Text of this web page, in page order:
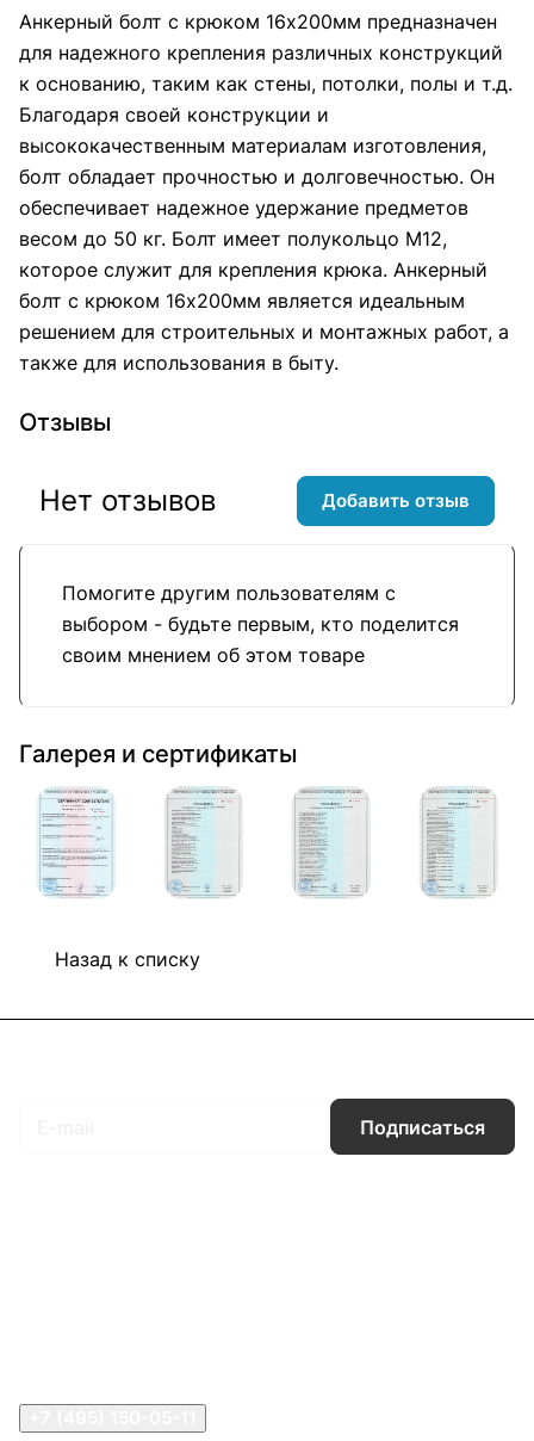
Анкерный болт с крюком 16х200мм предназначен
для надежного крепления различных конструкций
к основанию, таким как стены, потолки, полы и т.д.
Благодаря своей конструкции и
высококачественным материалам изготовления,
болт обладает прочностью и долговечностью. Он
обеспечивает надежное удержание предметов
весом до 50 кг. Болт имеет полукольцо М12,
которое служит для крепления крюка. Анкерный
болт с крюком 16х200мм является идеальным
решением для строительных и монтажных работ, а
также для использования в быту.
Отзывы
Помогите другим пользователям с
выбором - будьте первым, кто поделится
своим мнением об этом товаре
Нет отзывов Добавить отзыв
Галерея и сертификаты
Назад к списку
Подписаться